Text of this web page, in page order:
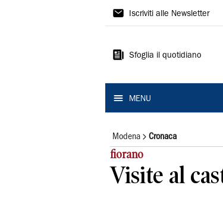
Gazzetta
Modena
Iscriviti alle Newsletter
Sfoglia il quotidiano
MENU
Modena Cronaca
fiorano
Visite al